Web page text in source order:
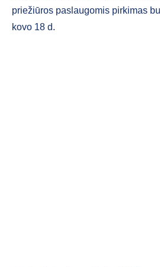
priežiūros paslaugomis pirkimas
kovo 18 d.